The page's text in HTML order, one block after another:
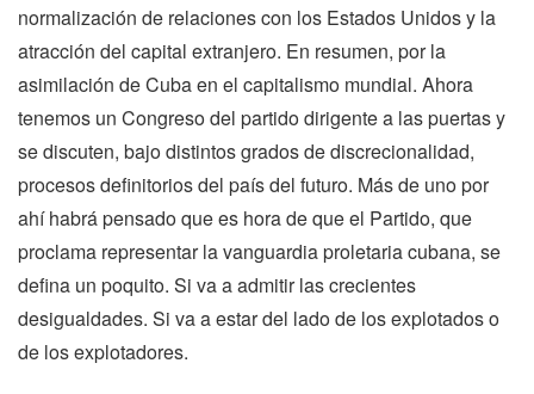
normalización de relaciones con los Estados Unidos y la
atracción del capital extranjero. En resumen, por la
asimilación de Cuba en el capitalismo mundial. Ahora
tenemos un Congreso del partido dirigente a las puertas y
se discuten, bajo distintos grados de discrecionalidad,
procesos definitorios del país del futuro. Más de uno por
ahí habrá pensado que es hora de que el Partido, que
proclama representar la vanguardia proletaria cubana, se
defina un poquito. Si va a admitir las crecientes
desigualdades. Si va a estar del lado de los explotados o
de los explotadores.